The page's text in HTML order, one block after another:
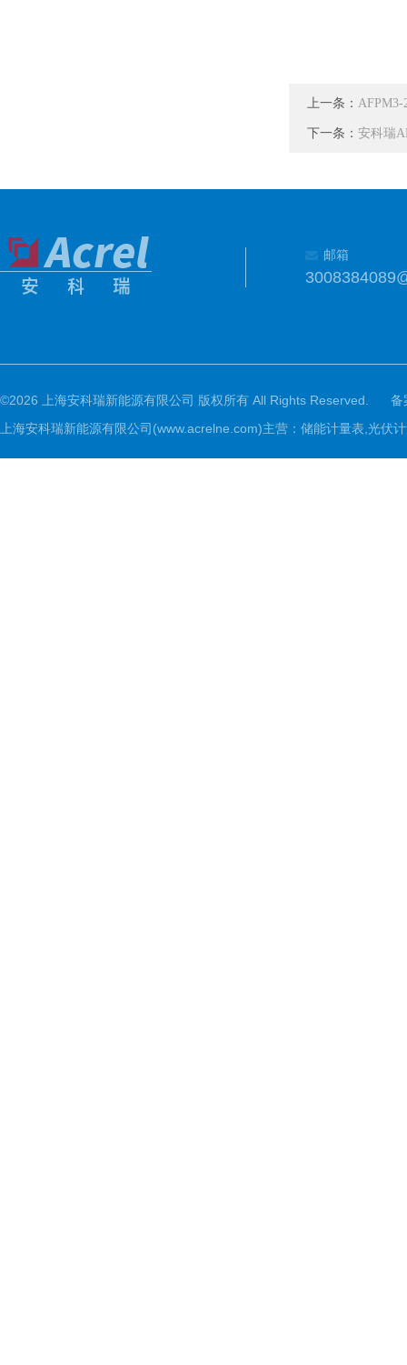
上一条：
下一条： 安科瑞
邮箱
©2026 上海安科瑞新能源有限公司 版权所有 All Rights Reserved.
备
上海安科瑞新能源有限公司(www.acrelne.com)主营：储能计量表,光伏